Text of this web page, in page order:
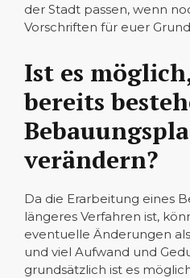
der Stadt passen, wenn
Vorschriften für euer
Ist es
bereits
verändern?
Da die Erarbeitung eines
längeres Verfahren ist,
eventuelle Änderungen
und viel Aufwand und
grundsätzlich ist es